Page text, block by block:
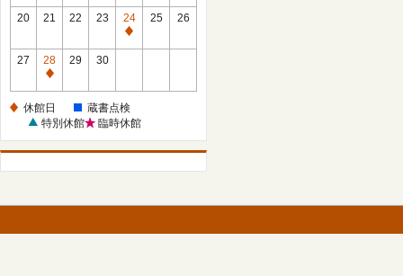
館
館
20 21 22 23
24
休
25 26
27
28
休
日
29 30
休館日
蔵書点検
特別休館
臨時休館